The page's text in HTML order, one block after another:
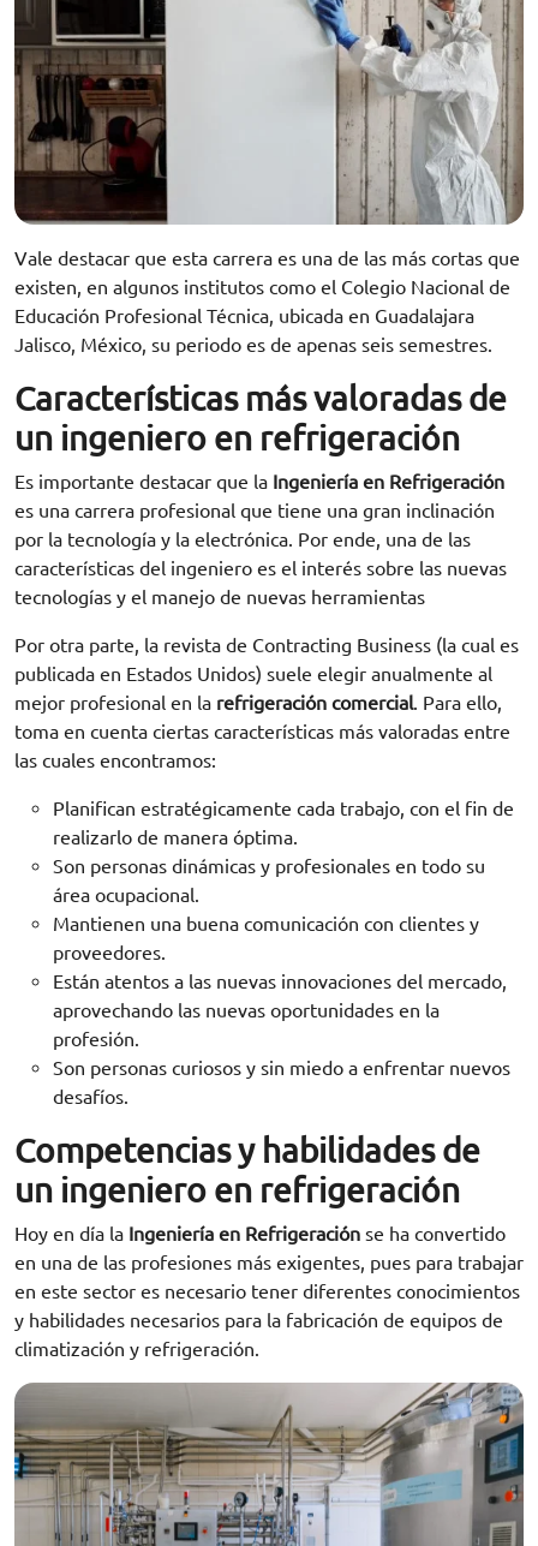
Vale destacar que esta carrera es una de las más cortas que
existen, en algunos institutos como el Colegio Nacional de
Educación Profesional Técnica, ubicada en Guadalajara
Jalisco, México, su periodo es de apenas seis semestres.
Características más valoradas de
un ingeniero en refrigeración
Es importante destacar que la Ingeniería en Refrigeración
es una carrera profesional que tiene una gran inclinación
por la tecnología y la electrónica. Por ende, una de las
características del ingeniero es el interés sobre las nuevas
tecnologías y el manejo de nuevas herramientas
Por otra parte, la revista de Contracting Business (la cual es
publicada en Estados Unidos) suele elegir anualmente al
mejor profesional en la refrigeración comercial . Para ello,
toma en cuenta ciertas características más valoradas entre
las cuales encontramos:
Planifican estratégicamente cada trabajo, con el fin de
realizarlo de manera óptima.
Son personas dinámicas y profesionales en todo su
área ocupacional.
Mantienen una buena comunicación con clientes y
proveedores.
Están atentos a las nuevas innovaciones del mercado,
aprovechando las nuevas oportunidades en la
profesión.
Son personas curiosos y sin miedo a enfrentar nuevos
desafíos.
Competencias y habilidades de
un ingeniero en refrigeración
Hoy en día la Ingeniería en Refrigeración se ha convertido
en una de las profesiones más exigentes, pues para trabajar
en este sector es necesario tener diferentes conocimientos
y habilidades necesarios para la fabricación de equipos de
climatización y refrigeración.